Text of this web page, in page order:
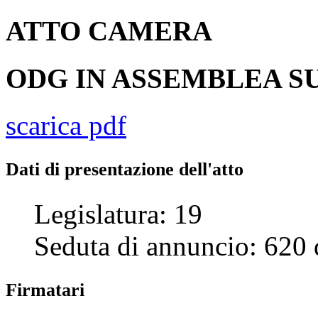
ATTO CAMERA
ODG IN ASSEMBLEA
scarica pdf
Dati di presentazione dell'atto
Legislatura: 19
Seduta di annuncio: 620
Firmatari